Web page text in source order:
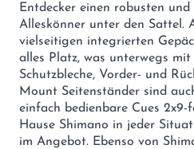
Entdecker einen robusten
Alleskönner unter den Sattel.
vielseitigen integrierten
alles Platz, was unterwegs mit
Schutzbleche, Vorder- und
Mount Seitenständer sind
einfach bedienbare Cues 2x9-
Hause Shimano in jeder
im Angebot. Ebenso von